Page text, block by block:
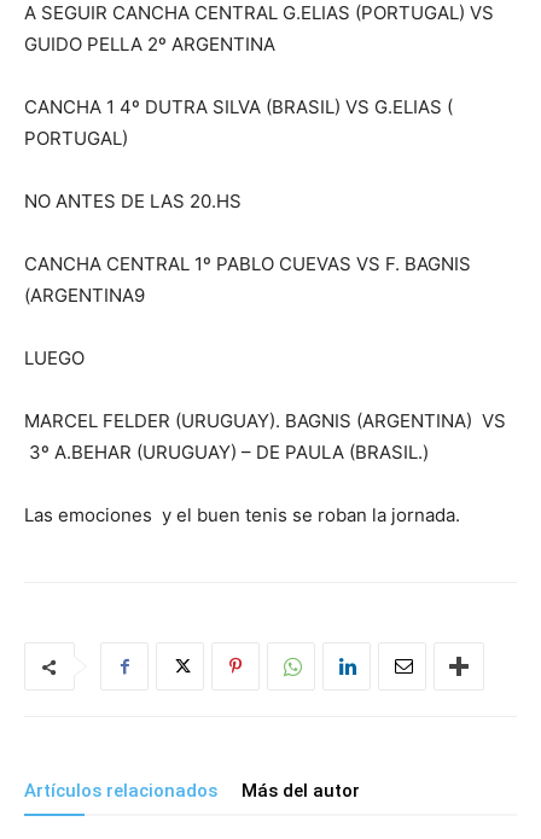
A SEGUIR CANCHA CENTRAL G.ELIAS (PORTUGAL) VS
GUIDO PELLA 2º ARGENTINA
CANCHA 1 4º DUTRA SILVA (BRASIL) VS G.ELIAS (
PORTUGAL)
NO ANTES DE LAS 20.HS
CANCHA CENTRAL 1º PABLO CUEVAS VS F. BAGNIS
(ARGENTINA9
LUEGO
MARCEL FELDER (URUGUAY). BAGNIS (ARGENTINA) VS
3º A.BEHAR (URUGUAY) – DE PAULA (BRASIL.)
Las emociones y el buen tenis se roban la jornada.
Artículos relacionados Más del autor